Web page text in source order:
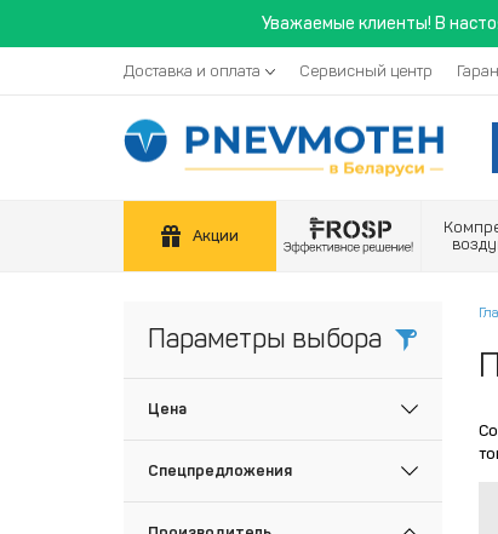
Уважаемые клиенты! В
Доставка и оплата Сервисный центр
Акции
Параметры выбора
Цена
Спецпредложения